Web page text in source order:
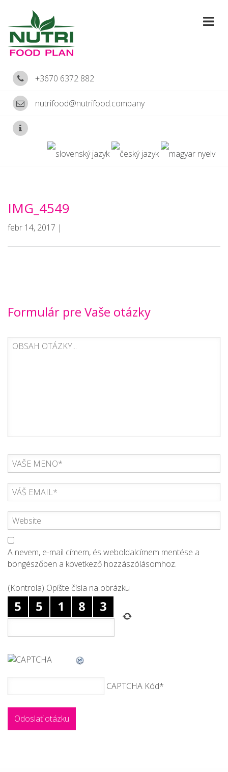
+3670 6372 882
nutrifood@nutrifood.company
IMG_4549
febr 14, 2017 |
Formulár pre Vaše otázky
A nevem, e-mail címem, és weboldalcímem mentése a
böngészőben a következő hozzászólásomhoz.
(Kontrola) Opíšte čísla na obrázku
CAPTCHA Kód*